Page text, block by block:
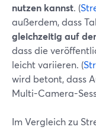
nutzen kannst. (
außerdem, dass
gleichzeitig auf
dass die
leicht variieren. (
wird betont, dass
Multi-Camera-
Im Vergleich zu